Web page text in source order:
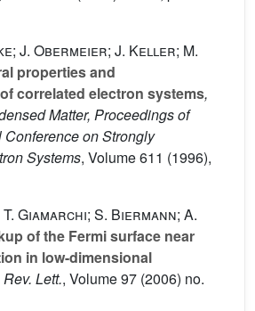
J. Obermeier; J. Keller; M.
properties and
correlated electron systems,
Matter, Proceedings of
Conference on Strongly
Systems, Volume 611 (1996),
Giamarchi; S. Biermann; A.
of the Fermi surface near
in low-dimensional
Lett., Volume 97 (2006) no.